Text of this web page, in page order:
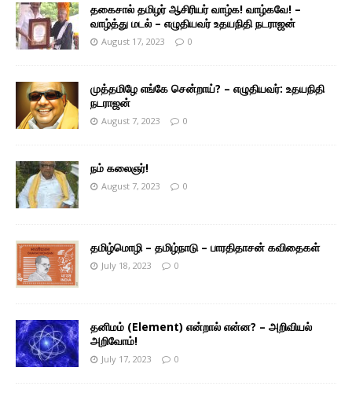
தகைசால் தமிழர் ஆசிரியர் வாழ்க! வாழ்கவே! –
வாழ்த்து மடல் – எழுதியவர் உதயநிதி நடராஜன்
August 17, 2023 0
முத்தமிழே எங்கே சென்றாய்? – எழுதியவர்: உதயநிதி
நடராஜன்
August 7, 2023 0
நம் கலைஞர்!
August 7, 2023 0
தமிழ்மொழி – தமிழ்நாடு – பாரதிதாசன் கவிதைகள்
July 18, 2023 0
தனிமம் (Element) என்றால் என்ன? – அறிவியல்
அறிவோம்!
July 17, 2023 0